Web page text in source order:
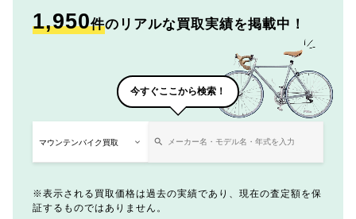
1,950件のリアルな買取実績を掲載中！
今すぐここから検索！
表示される買取価格は過去の実績であり、現在の査定額を保
証するものではありません。